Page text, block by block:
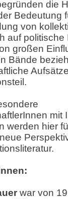
die
Bedeutung
von
auf
großen
Bände
mit
werden hier
war von